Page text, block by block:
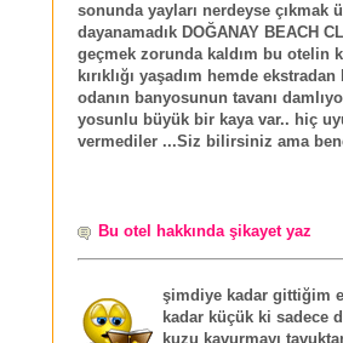
sonunda yayları nerdeyse çıkmak
dayanamadık DOĞANAY BEACH
geçmek zorunda kaldım bu otelin
kırıklığı yaşadım hemde
odanın banyosunun tavanı
yosunlu büyük bir kaya var.. hiç
vermediler ...Siz bilirsiniz ama
Bu otel hakkında şikayet yaz
şimdiye kadar gittiğim
kadar küçük ki sadece
kuzu kavurmayı